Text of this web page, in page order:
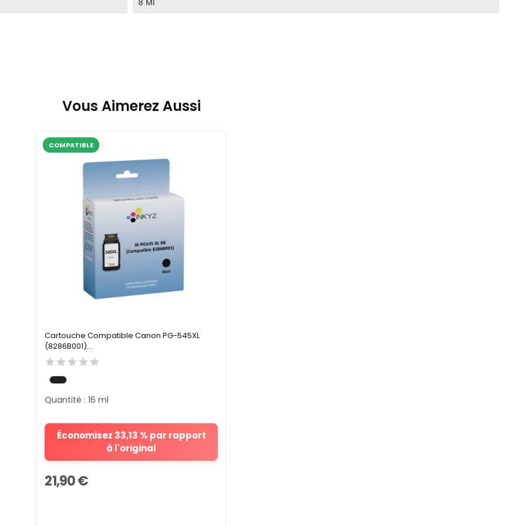
Vous Aimerez Aussi
COMPATIBLE
Cartouche Compatible Canon PG-545XL
(8286B001)...
Économisez 33,13 % par rapport
à l'original
Quantité : 16 ml
21,90 €